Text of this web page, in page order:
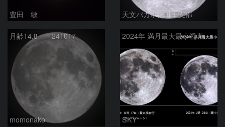
豊田 敏 天文バカボン町田支部
月齢14.8 241017
momonako
2024年 満月最大最小視直径比較
SKY